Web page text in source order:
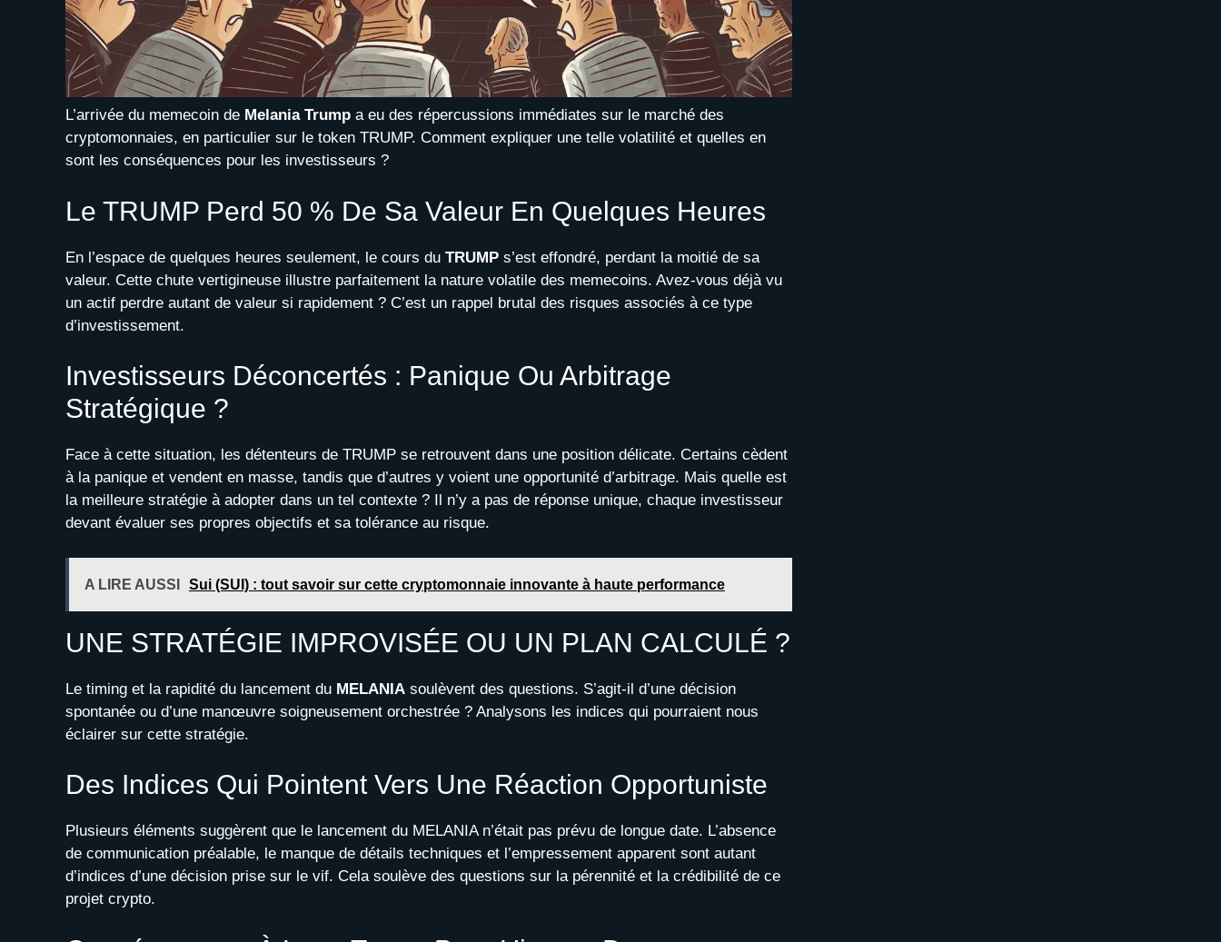
L’arrivée du memecoin de Melania Trump a eu des répercussions immédiates sur le marché des
cryptomonnaies, en particulier sur le token TRUMP. Comment expliquer une telle volatilité et quelles en
sont les conséquences pour les investisseurs ?
Le TRUMP Perd 50 % De Sa Valeur En Quelques Heures
En l’espace de quelques heures seulement, le cours du TRUMP s’est effondré, perdant la moitié de sa
valeur. Cette chute vertigineuse illustre parfaitement la nature volatile des memecoins. Avez-vous déjà vu
un actif perdre autant de valeur si rapidement ? C’est un rappel brutal des risques associés à ce type
d’investissement.
Investisseurs Déconcertés : Panique Ou Arbitrage
Stratégique ?
Face à cette situation, les détenteurs de TRUMP se retrouvent dans une position délicate. Certains cèdent
à la panique et vendent en masse, tandis que d’autres y voient une opportunité d’arbitrage. Mais quelle est
la meilleure stratégie à adopter dans un tel contexte ? Il n’y a pas de réponse unique, chaque investisseur
devant évaluer ses propres objectifs et sa tolérance au risque.
A LIRE AUSSI Sui (SUI) : tout savoir sur cette cryptomonnaie innovante à haute performance
UNE STRATÉGIE IMPROVISÉE OU UN PLAN CALCULÉ ?
Le timing et la rapidité du lancement du MELANIA soulèvent des questions. S’agit-il d’une décision
spontanée ou d’une manœuvre soigneusement orchestrée ? Analysons les indices qui pourraient nous
éclairer sur cette stratégie.
Des Indices Qui Pointent Vers Une Réaction Opportuniste
Plusieurs éléments suggèrent que le lancement du MELANIA n’était pas prévu de longue date. L’absence
de communication préalable, le manque de détails techniques et l’empressement apparent sont autant
d’indices d’une décision prise sur le vif. Cela soulève des questions sur la pérennité et la crédibilité de ce
projet crypto.